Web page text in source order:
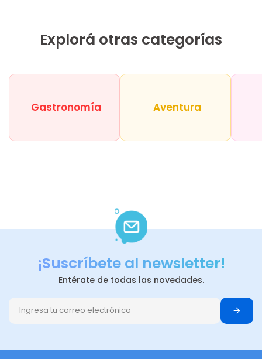
Explorá otras categorías
Gastronomía Aventura
¡Suscríbete al newsletter!
Entérate de todas las novedades.